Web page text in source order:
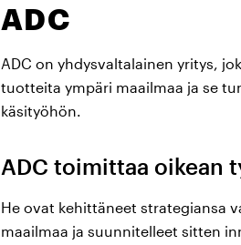
ADC
ADC on yhdysvaltalainen yritys,
tuotteita ympäri maailmaa ja se
käsityöhön.
ADC toimittaa oikean
He ovat kehittäneet strategiansa
maailmaa ja suunnitelleet sitten